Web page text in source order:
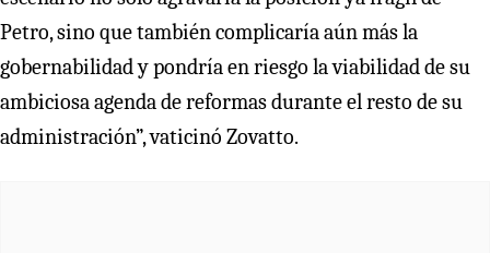
Petro, sino que también complicaría aún más la
gobernabilidad y pondría en riesgo la viabilidad de su
ambiciosa agenda de reformas durante el resto de su
administración”, vaticinó Zovatto.